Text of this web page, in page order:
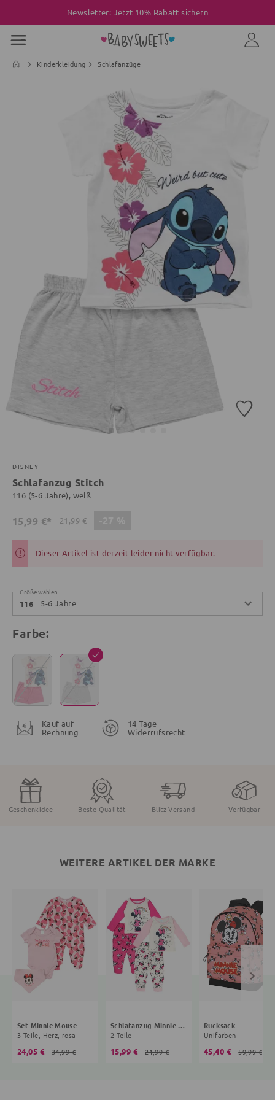
Newsletter: Jetzt 10% Rabatt sichern
Kinderkleidung Schlafanzüge
DISNEY
Schlafanzug Stitch
116 (5-6 Jahre), weiß
15,99 €* 21,99 €
Dieser Artikel ist derzeit leider nicht verfügbar.
Größe wählen
116 5-6 Jahre
Farbe:
Kauf auf
Rechnung
14 Tage
Widerrufsrecht
Geschenkidee Beste Qualität Blitz-Versand Verfügbar
WEITERE ARTIKEL DER MARKE
Set Minnie Mouse
3 Teile, Herz, rosa
24,05 € 31,99 €
Schlafanzug Minnie Mouse
2 Teile
15,99 € 21,99 €
Rucksack
Unifarben
45,40 € 59,99 €